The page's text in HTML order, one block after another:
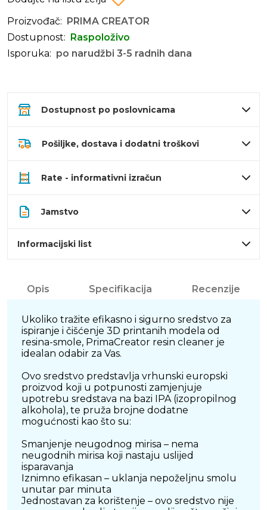
Proizvođač:
PRIMA CREATOR
Dostupnost:
Raspoloživo
Isporuka: po narudžbi 3-5 radnih dana
Dostupnost po poslovnicama
Pošiljke, dostava i dodatni troškovi
Rate - informativni izračun
Jamstvo
Informacijski list
Opis Specifikacija Recenzije
Ukoliko tražite efikasno i sigurno sredstvo za
ispiranje i čišćenje 3D printanih modela od
resina-smole, PrimaCreator resin cleaner je
idealan odabir za Vas.
Ovo sredstvo predstavlja vrhunski europski
proizvod koji u potpunosti zamjenjuje
upotrebu sredstava na bazi IPA (izopropilnog
alkohola), te pruža brojne dodatne
mogućnosti kao što su:
Smanjenje neugodnog mirisa – nema
neugodnih mirisa koji nastaju uslijed
isparavanja
Iznimno efikasan – uklanja nepoželjnu smolu
unutar par minuta
Jednostavan za korištenje – ovo sredstvo nije